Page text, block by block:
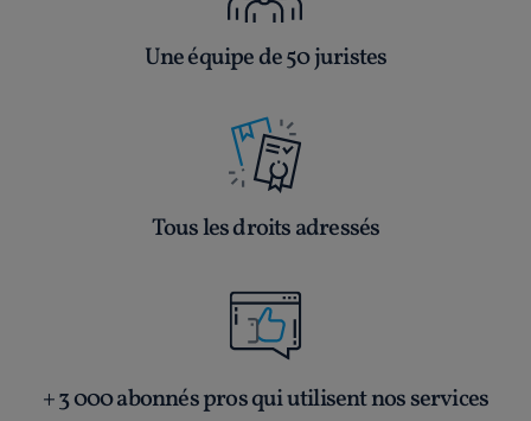
Une équipe de 50 juristes
Tous les droits adressés
+ 3 000 abonnés pros qui utilisent nos services